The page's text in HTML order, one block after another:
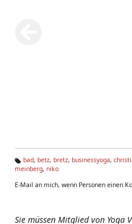
Ta
s:
bad, betz, bretz, businessyoga,
meinberg, niko
E-Mail an mich, wenn Personen einen
Sie müssen Mitglied von Yoga